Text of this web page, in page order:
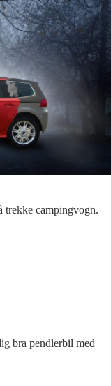
trekke campingvogn.
bra pendlerbil med